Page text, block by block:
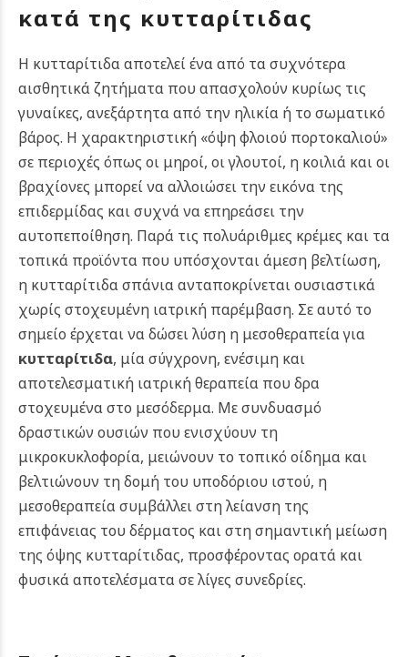
κατά της κυτταρίτιδας
Η κυτταρίτιδα αποτελεί ένα από τα συχνότερα
αισθητικά ζητήματα που απασχολούν κυρίως τις
γυναίκες, ανεξάρτητα από την ηλικία ή το σωματικό
βάρος. Η χαρακτηριστική «όψη φλοιού πορτοκαλιού»
σε περιοχές όπως οι μηροί, οι γλουτοί, η κοιλιά και οι
βραχίονες μπορεί να αλλοιώσει την εικόνα της
επιδερμίδας και συχνά να επηρεάσει την
αυτοπεποίθηση. Παρά τις πολυάριθμες κρέμες και τα
τοπικά προϊόντα που υπόσχονται άμεση βελτίωση,
η κυτταρίτιδα σπάνια ανταποκρίνεται ουσιαστικά
χωρίς στοχευμένη ιατρική παρέμβαση. Σε αυτό το
σημείο έρχεται να δώσει λύση η μεσοθεραπεία για
κυτταρίτιδα, μία σύγχρονη, ενέσιμη και
αποτελεσματική ιατρική θεραπεία που δρα
στοχευμένα στο μεσόδερμα. Με συνδυασμό
δραστικών ουσιών που ενισχύουν τη
μικροκυκλοφορία, μειώνουν το τοπικό οίδημα και
βελτιώνουν τη δομή του υποδόριου ιστού, η
μεσοθεραπεία συμβάλλει στη λείανση της
επιφάνειας του δέρματος και στη σημαντική μείωση
της όψης κυτταρίτιδας, προσφέροντας ορατά και
φυσικά αποτελέσματα σε λίγες συνεδρίες.